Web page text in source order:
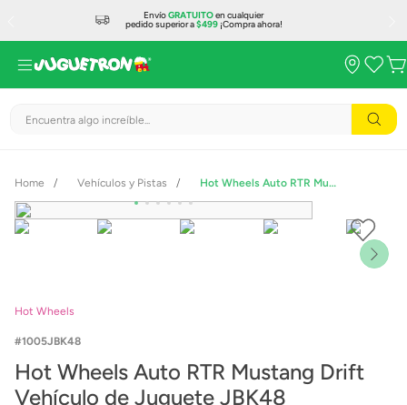
EnvíoGRATUITOen cualquier
pedido superior a$499¡Compra ahora!
Encuentra algo increíble...
Vehículos y Pistas Hot Wheels Auto RTR Mustang Drift Vehículo de Juguete JBK48
Hot Wheels
1005JBK48
Hot Wheels Auto RTR Mustang Drift
Vehículo de Juguete JBK48